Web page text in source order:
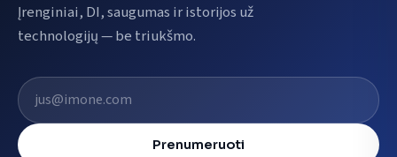
Įrenginiai, DI, saugumas ir istorijos už
technologijų — be triukšmo.
El. pašto adresas
Prenumeruoti